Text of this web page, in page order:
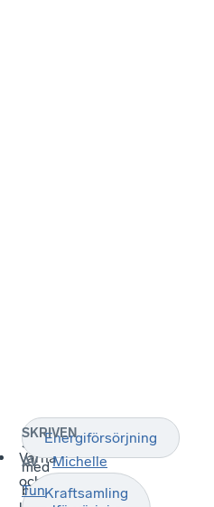
Värna
och
Samtidigt
med
beslutet
Energiförsörjning
Kraftsamling
SKRIVEN
AV
Michelle
Tun